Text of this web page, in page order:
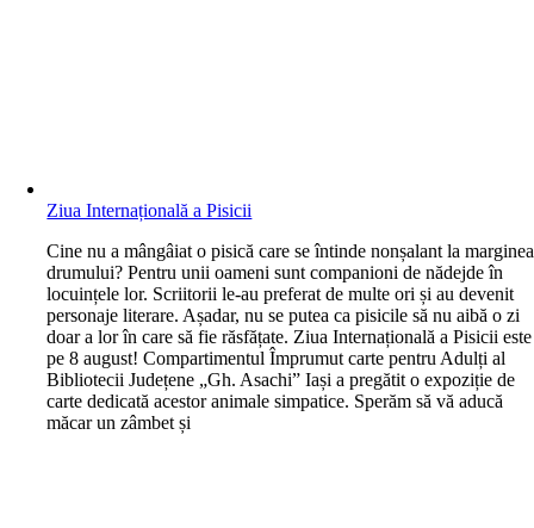
Ziua Internațională a Pisicii
Cine nu a mângâiat o pisică care se întinde nonșalant la marginea
drumului? Pentru unii oameni sunt companioni de nădejde în
locuințele lor. Scriitorii le-au preferat de multe ori și au devenit
personaje literare. Așadar, nu se putea ca pisicile să nu aibă o zi
doar a lor în care să fie răsfățate. Ziua Internațională a Pisicii este
pe 8 august! Compartimentul Împrumut carte pentru Adulți al
Bibliotecii Județene „Gh. Asachi” Iași a pregătit o expoziție de
carte dedicată acestor animale simpatice. Sperăm să vă aducă
măcar un zâmbet și